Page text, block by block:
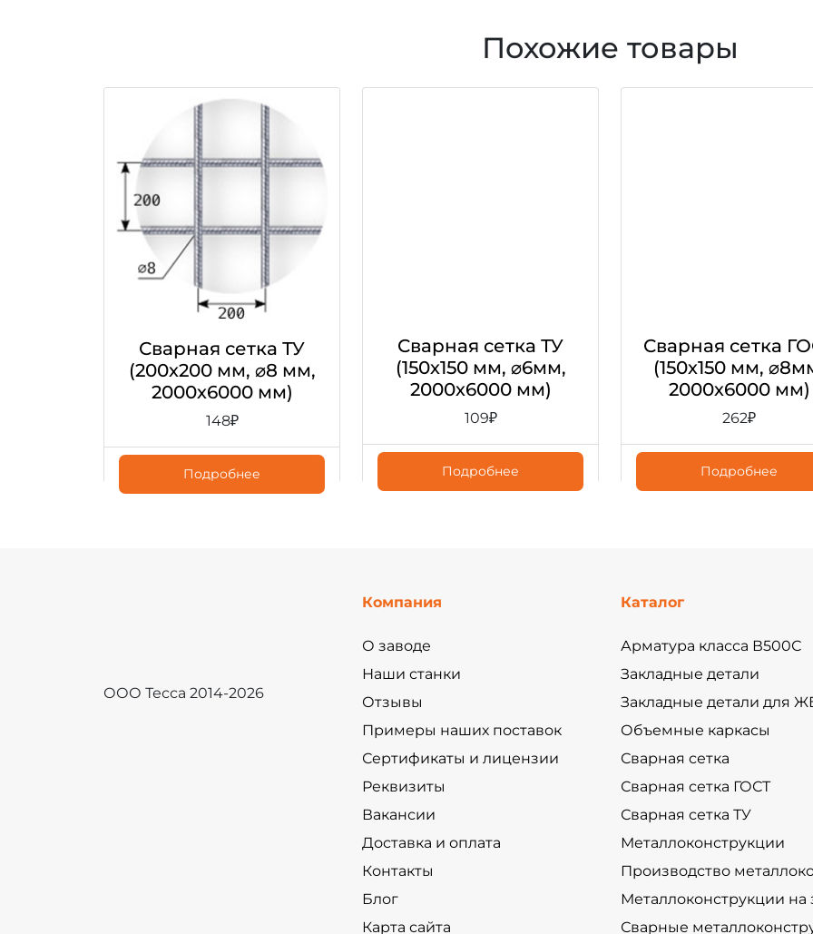
Похожие товары
Сварная сетка ТУ
(200х200 мм, ⌀8 мм,
2000х6000 мм)
148₽
Подробнее
Сварная сетка ТУ
(150х150 мм, ⌀6мм,
2000х6000 мм)
109₽
Подробнее
Сварная сетка
(150х150 мм,
2000х6000 мм)
262₽
Подробнее
ООО Тесса 2014-2026
Компания
О заводе
Наши станки
Отзывы
Примеры наших поставок
Сертификаты и лицензии
Реквизиты
Вакансии
Доставка и оплата
Контакты
Блог
Карта сайта
Каталог
Арматура класса В500С
Закладные детали
Закладные детали для
Объемные каркасы
Сварная сетка
Сварная сетка ГОСТ
Сварная сетка ТУ
Металлоконструкции
Производство
Металлоконструкции на
Сварные